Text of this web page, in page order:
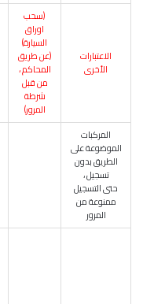
الاعتبارات
الأخرى
(سحب
اوراق
السيارة)
(عن طريق
المحاكم ،
من قبل
شرطة
المرور)
المركبات
الموضوعة على
الطريق بدون
تسجيل ،
حتى التسجيل
ممنوعة من
المرور